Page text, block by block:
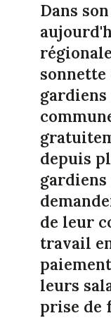
Dans
depuis
de leur
travail
leurs
prise de